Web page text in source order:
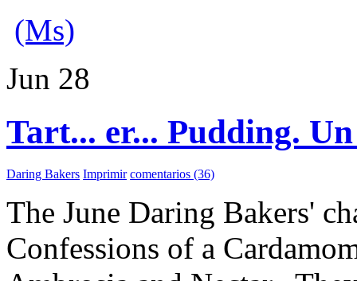
(Ms)
Jun 28
Tart... er... Pudding.
Daring Bakers Imprimir comentarios (36)
The June Daring Bakers'
Confessions of a